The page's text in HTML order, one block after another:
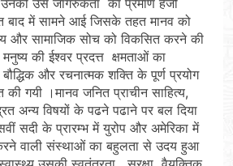
बाद में सामने आई जिसके तहत मानव को
और सामाजिक सोच को विकसित करने की
की ईश्वर प्रदत्त क्षमताओं का
और रचनात्मक शक्ति के पूर्ण प्रयोग
गयी ।मानव जनित प्राचीन साहित्य,
अन्य विषयों के पढने पढाने पर बल दिया
सदी के प्रारम्भ में युरोप और अमेरिका में
वाली संस्थाओं का बहुलता से उदय हुआ